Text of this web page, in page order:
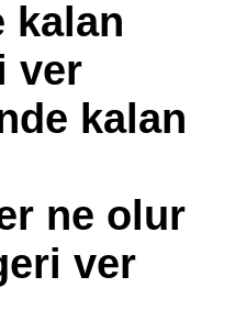
kalan
ver
kalan
ne olur
ver